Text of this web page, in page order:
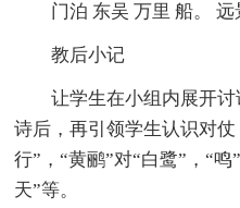
门泊 东吴 万里 船。 远
教后小记
让学生在小组内展开
诗后，再引领学生认识对
行”，“黄鹂”对“白鹭”，“鸣
天”等。